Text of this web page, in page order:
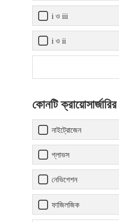
i ও iii
i ও ii
কোনটি
নাইট্রোজেন
গ্লাভস
নেভিগেশন
ফাজিলজিক